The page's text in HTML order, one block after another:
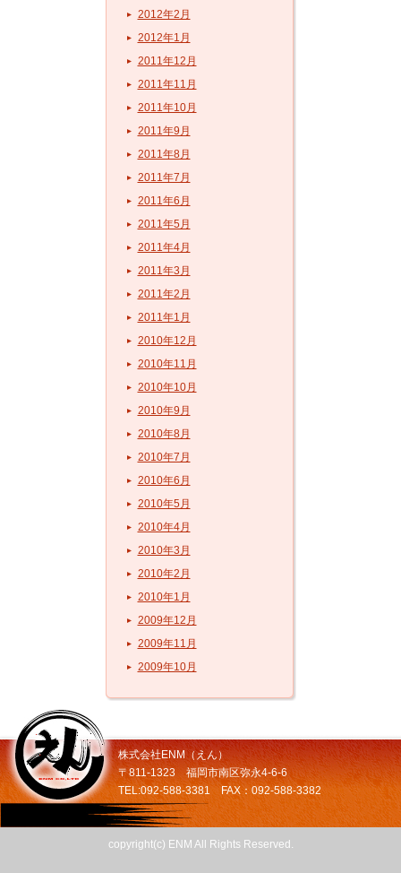
2012年2月
2012年1月
2011年12月
2011年11月
2011年10月
2011年9月
2011年8月
2011年7月
2011年6月
2011年5月
2011年4月
2011年3月
2011年2月
2011年1月
2010年12月
2010年11月
2010年10月
2010年9月
2010年8月
2010年7月
2010年6月
2010年5月
2010年4月
2010年3月
2010年2月
2010年1月
2009年12月
2009年11月
2009年10月
株式会社ENM（えん）
〒811-1323 福岡市南区弥永4-6-6
TEL:092-588-3381 FAX：092-588-3382
copyright(c) ENM All Rights Reserved.